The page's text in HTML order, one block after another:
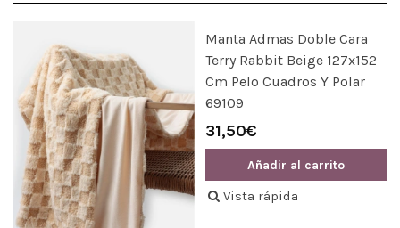
Manta Admas Doble Cara
Terry Rabbit Beige 127x152
Cm Pelo Cuadros Y Polar
69109
31,50€
Añadir al carrito
Vista rápida